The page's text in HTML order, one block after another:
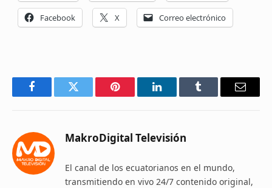
Facebook X Correo electrónico
FacebookTwitter Pinterest LinkedInTumblr Email
MakroDigital Televisión
El canal de los ecuatorianos en el mundo,
transmitiendo en vivo 24/7 contenido original,